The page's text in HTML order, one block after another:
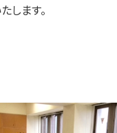
します。